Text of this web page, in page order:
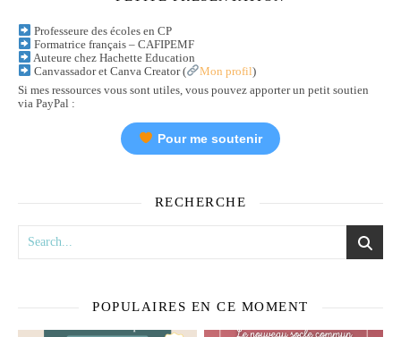
Professeure des écoles en CP
Formatrice français – CAFIPEMF
Auteure chez Hachette Education
Canvassador et Canva Creator (
Mon profil)
Si mes ressources vous sont utiles, vous pouvez apporter un petit soutien
via PayPal :
Pour me soutenir
RECHERCHE
POPULAIRES EN CE MOMENT